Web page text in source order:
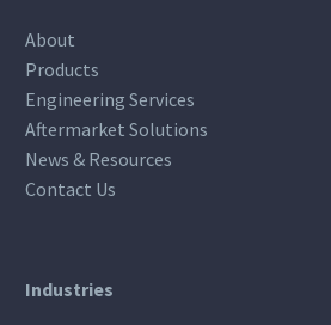
About
Products
Engineering Services
Aftermarket Solutions
News & Resources
Contact Us
Industries